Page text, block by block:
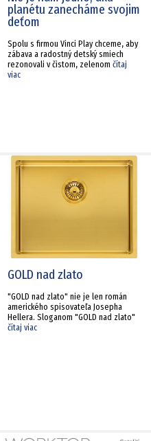
planétu zanecháme svojim
deťom
Spolu s firmou Vinci Play chceme, aby
zábava a radostný detský smiech
rezonovali v čistom, zelenom čítaj
viac
GOLD nad zlato
"GOLD nad zlato" nie je len román
amerického spisovateľa Josepha
Hellera. Sloganom "GOLD nad zlato"
čítaj viac